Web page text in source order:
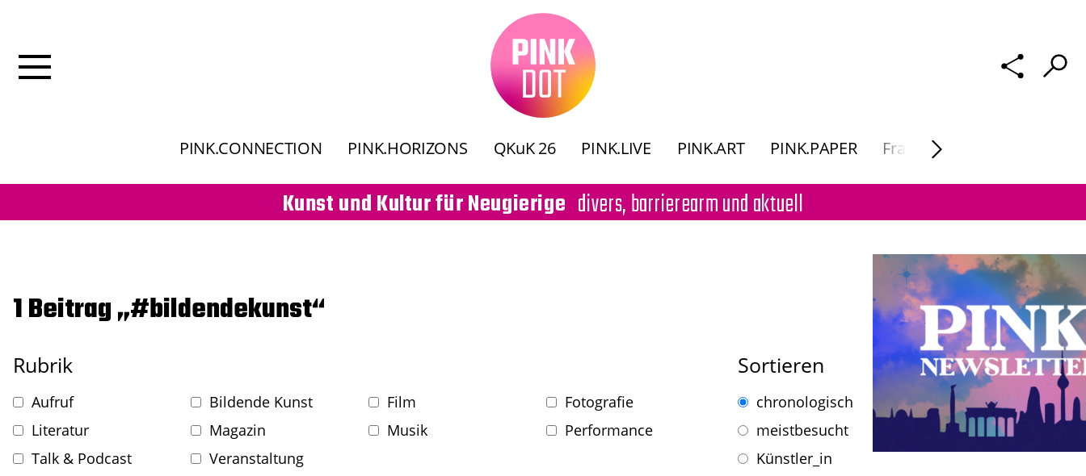
PINK.CONNECTION PINK.HORIZONS QKuK 26 PINK.LIVE PINK.ART PINK.PAPER Frau Macht. Kunst
Kunst und Kultur für Neugierige divers, barrierearm und aktuell
1 Beitrag „#bildendekunst“
Rubrik
Aufruf Bildende Kunst Film
Fotografie
Literatur
Magazin Musik
Performance
Talk & Podcast
Veranstaltung
Sortieren
chronologisch
meistbesucht
Künstler_in